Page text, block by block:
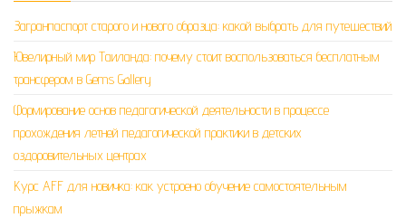
Загранпаспорт старого и нового образца: какой выбрать для путешествий
Ювелирный мир Таиланда: почему стоит воспользоваться бесплатным
трансфером в Gems Gallery
Формирование основ педагогической деятельности в процессе
прохождения летней педагогической практики в детских
оздоровительных центрах
Курс AFF для новичка: как устроено обучение самостоятельным
прыжкам